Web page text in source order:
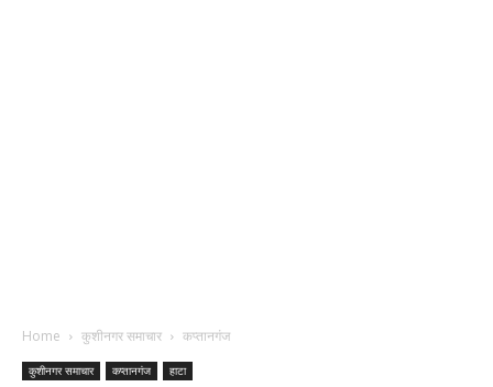
Home कुशीनगर समाचार कप्तानगंज
कुशीनगर समाचार कप्तानगंज हाटा